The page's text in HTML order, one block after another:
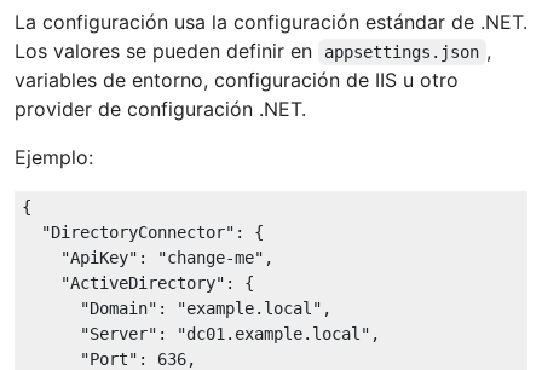
La configuración usa la configuración estándar de .NET.
Los valores se pueden definir en
appsettings.json ,
variables de entorno, configuración de IIS u otro
provider de configuración .NET.
Ejemplo:
{
"DirectoryConnector" : {
"ApiKey" : "change-me" ,
"ActiveDirectory" : {
"Domain" : "example.local" ,
"Server" : "dc01.example.local" ,
"Port" : 636,